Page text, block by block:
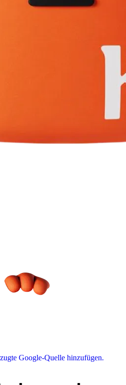
Google-Quelle hinzufügen.